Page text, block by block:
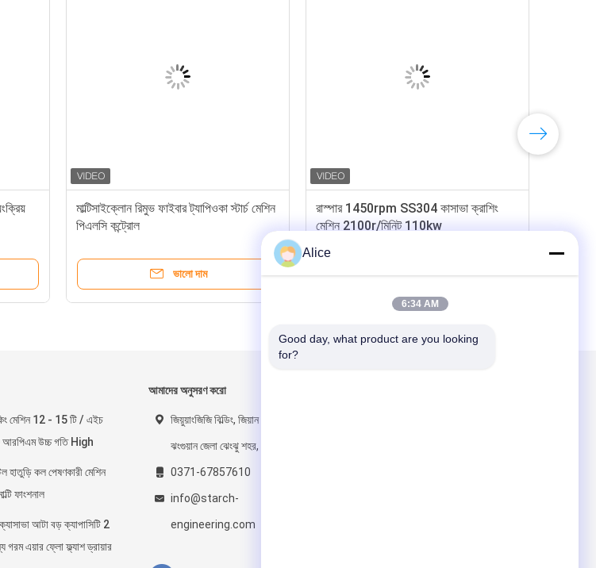
মাল্টিসাইক্লোন রিমুভ ফাইবার ট্যাপিওকা স্টার্চ মেশিন
পিএলসি কন্ট্রোল
ভালো দাম
রাস্পার 1450rpm SS304 কাসাভা ক্রাশিং
মেশিন 2100r/মিনিট 110kw
ভালো দাম
মেশিন 12 - 15 টি / এইচ
আরপিএম উচ্চ গতি High
হাতুড়ি কল পেষণকারী মেশিন
ফাংশনাল
আটা বড় ক্যাপাসিটি 2
এয়ার ফ্লো ফ্ল্যাশ ড্রায়ার
আমাদের অনুসরণ করো
জিয়ুয়াংজিজি বিল্ডিং, জিয়ান শেরোড,
ঝংগুয়ান জেলা ঝেংঝু শহর, হানান
0371-67857610
info@starch-
engineering.com
Alice
6:34 AM
Good day, what product are you looking
for?